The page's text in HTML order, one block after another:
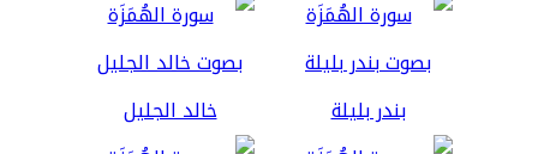
بندر بليلة خالد الجليل